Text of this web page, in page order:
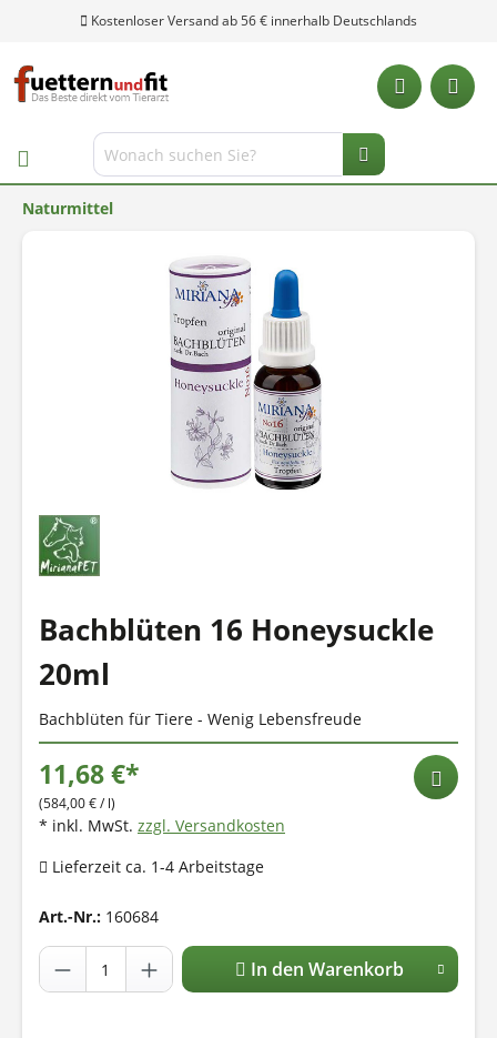
Kostenloser Versand ab 56 € innerhalb Deutschlands
Naturmittel
Bachblüten 16 Honeysuckle
20ml
Bachblüten für Tiere - Wenig Lebensfreude
11,68 €*
(584,00 € / l)
* inkl. MwSt. zzgl. Versandkosten
Lieferzeit ca. 1-4 Arbeitstage
Art.-Nr.: 160684
In den Warenkorb